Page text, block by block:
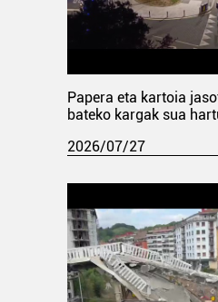
Papera eta kartoia
bateko kargak sua
2026/07/27